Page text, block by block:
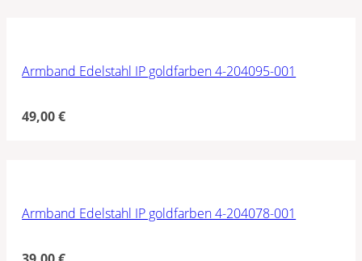
Armband Edelstahl IP goldfarben 4-204095-001
49,00€
Armband Edelstahl IP goldfarben 4-204078-001